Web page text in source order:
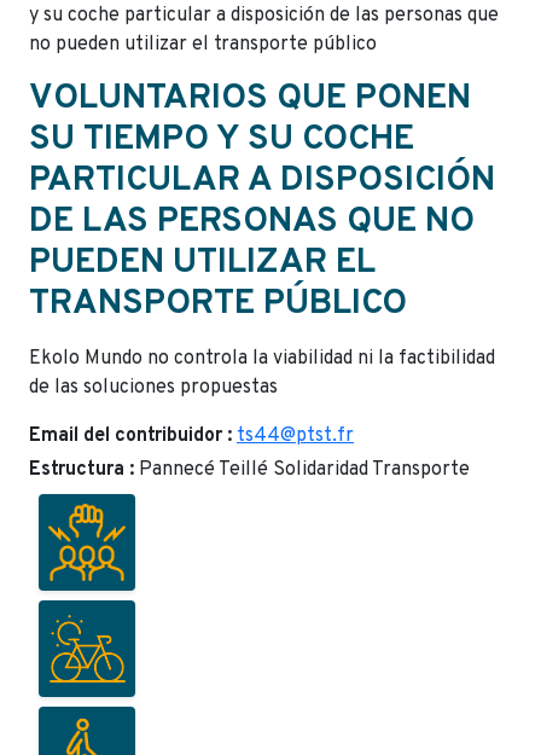
y su coche particular a disposición de las personas que
no pueden utilizar el transporte público
VOLUNTARIOS QUE PONEN
SU TIEMPO Y SU COCHE
PARTICULAR A DISPOSICIÓN
DE LAS PERSONAS QUE NO
PUEDEN UTILIZAR EL
TRANSPORTE PÚBLICO
Ekolo Mundo no controla la viabilidad ni la factibilidad
de las soluciones propuestas
Email del contribuidor : ts44@ptst.fr
Estructura : Pannecé Teillé Solidaridad Transporte